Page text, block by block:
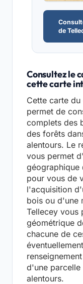
de
Consultez le
cette carte
Cette carte
permet de
complets des
des forêts
alentours. Le
vous permet
géographique
pour vous de
l'acquisition
bois ou d'une
Tellecey vous
géométrique
chacune de
d'une parcelle
alentours.